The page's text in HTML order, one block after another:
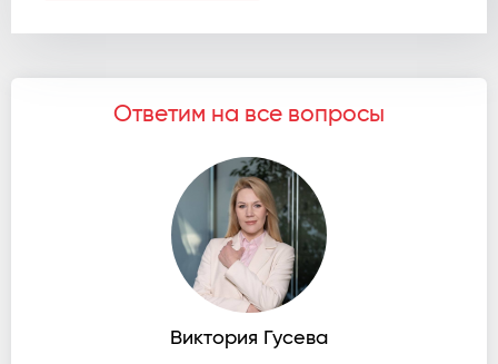
Ответим на все вопросы
Виктория Гусева